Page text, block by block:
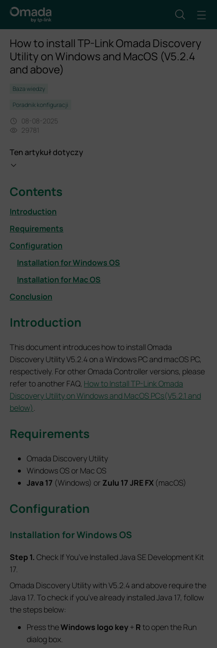
How to install TP-Link Omada Discovery
Utility on Windows and MacOS (V5.2.4
and above)
Baza wiedzy
Poradnik konfiguracji
08-08-2025
29781
Ten artykuł dotyczy
Contents
Introduction
Requirements
Configuration
Installation for Windows OS
Installation for Mac OS
Conclusion
Introduction
This document introduces how to install Omada
Discovery Utility V5.2.4 on a Windows PC and macOS PC,
respectively. For other Omada Controller versions, please
refer to another FAQ, How to Install TP-Link Omada
Discovery Utility on Windows and MacOS PCs(V5.2.1 and
below).
Requirements
Omada Discovery Utility
Windows OS or Mac OS
Java 17 (Windows) or Zulu 17 JRE FX (macOS)
Configuration
Installation for Windows OS
Step 1.Check If You’ve Installed Java SE Development Kit
17.
Omada Discovery Utility with V5.2.4 and above require the
Java 17. To check if you’ve already installed Java 17, follow
the steps below:
Press theWindows logo key+ Rto open the Run
dialog box.